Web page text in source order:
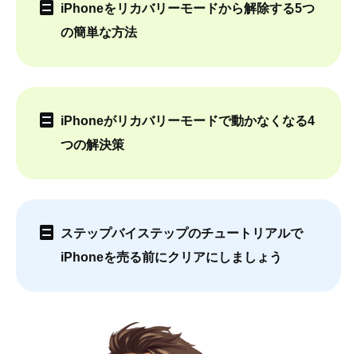
iPhoneをリカバリーモードから解除する5つ
の簡単な方法
iPhoneがリカバリーモードで動かなくなる4
つの解決策
ステップバイステップのチュートリアルで
iPhoneを売る前にクリアにしましょう